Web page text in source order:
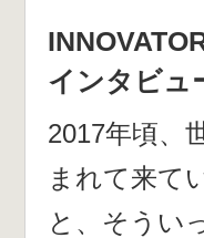
インタビュ
2017年頃、
まれて来て
と、そうい